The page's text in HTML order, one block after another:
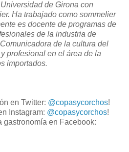
de Girona con
Ha trabajado como sommelier
es docente de programas de
de la industria de
de la cultura del
profesional en el área de la
importados.
en Twitter: @copasycorchos!
Instagram: @copasycorchos!
gastronomía en Facebook: